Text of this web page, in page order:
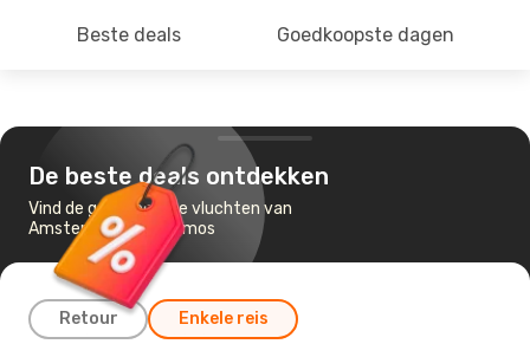
Beste deals Goedkoopste dagen
De beste deals ontdekken
Vind de goedkoopste vluchten van
Amsterdam naar Samos
Retour Enkele reis